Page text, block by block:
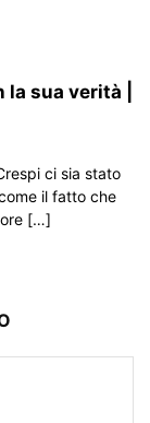
sua verità |
ci sia stato
il fatto che
[…]